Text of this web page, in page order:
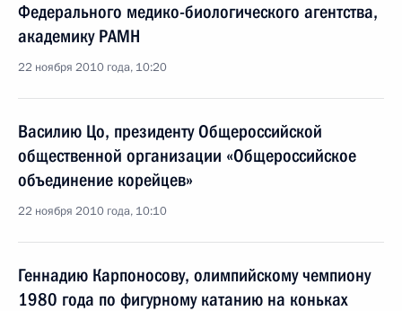
Федерального медико-биологического агентства,
академику РАМН
22 ноября 2010 года, 10:20
Василию Цо, президенту Общероссийской
общественной организации «Общероссийское
объединение корейцев»
22 ноября 2010 года, 10:10
Геннадию Карпоносову, олимпийскому чемпиону
1980 года по фигурному катанию на коньках